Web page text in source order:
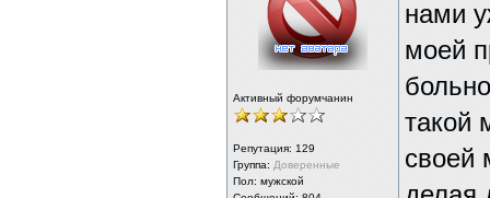
Активный форумчанин
Репутация: 129
Группа: Доверенные
Пол: мужской
нами
моей
такой
своей